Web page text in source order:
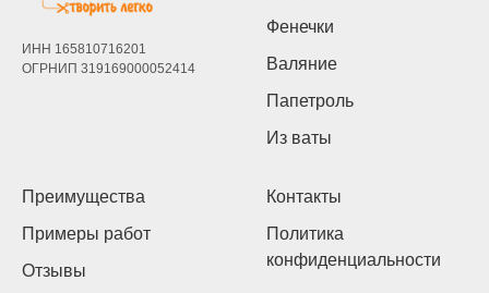
ИНН 165810716201
ОГРНИП 319169000052414
Фенечки
Валяние
Папетроль
Из ваты
Преимущества
Примеры работ
Отзывы
Контакты
Политика
конфиденциальности